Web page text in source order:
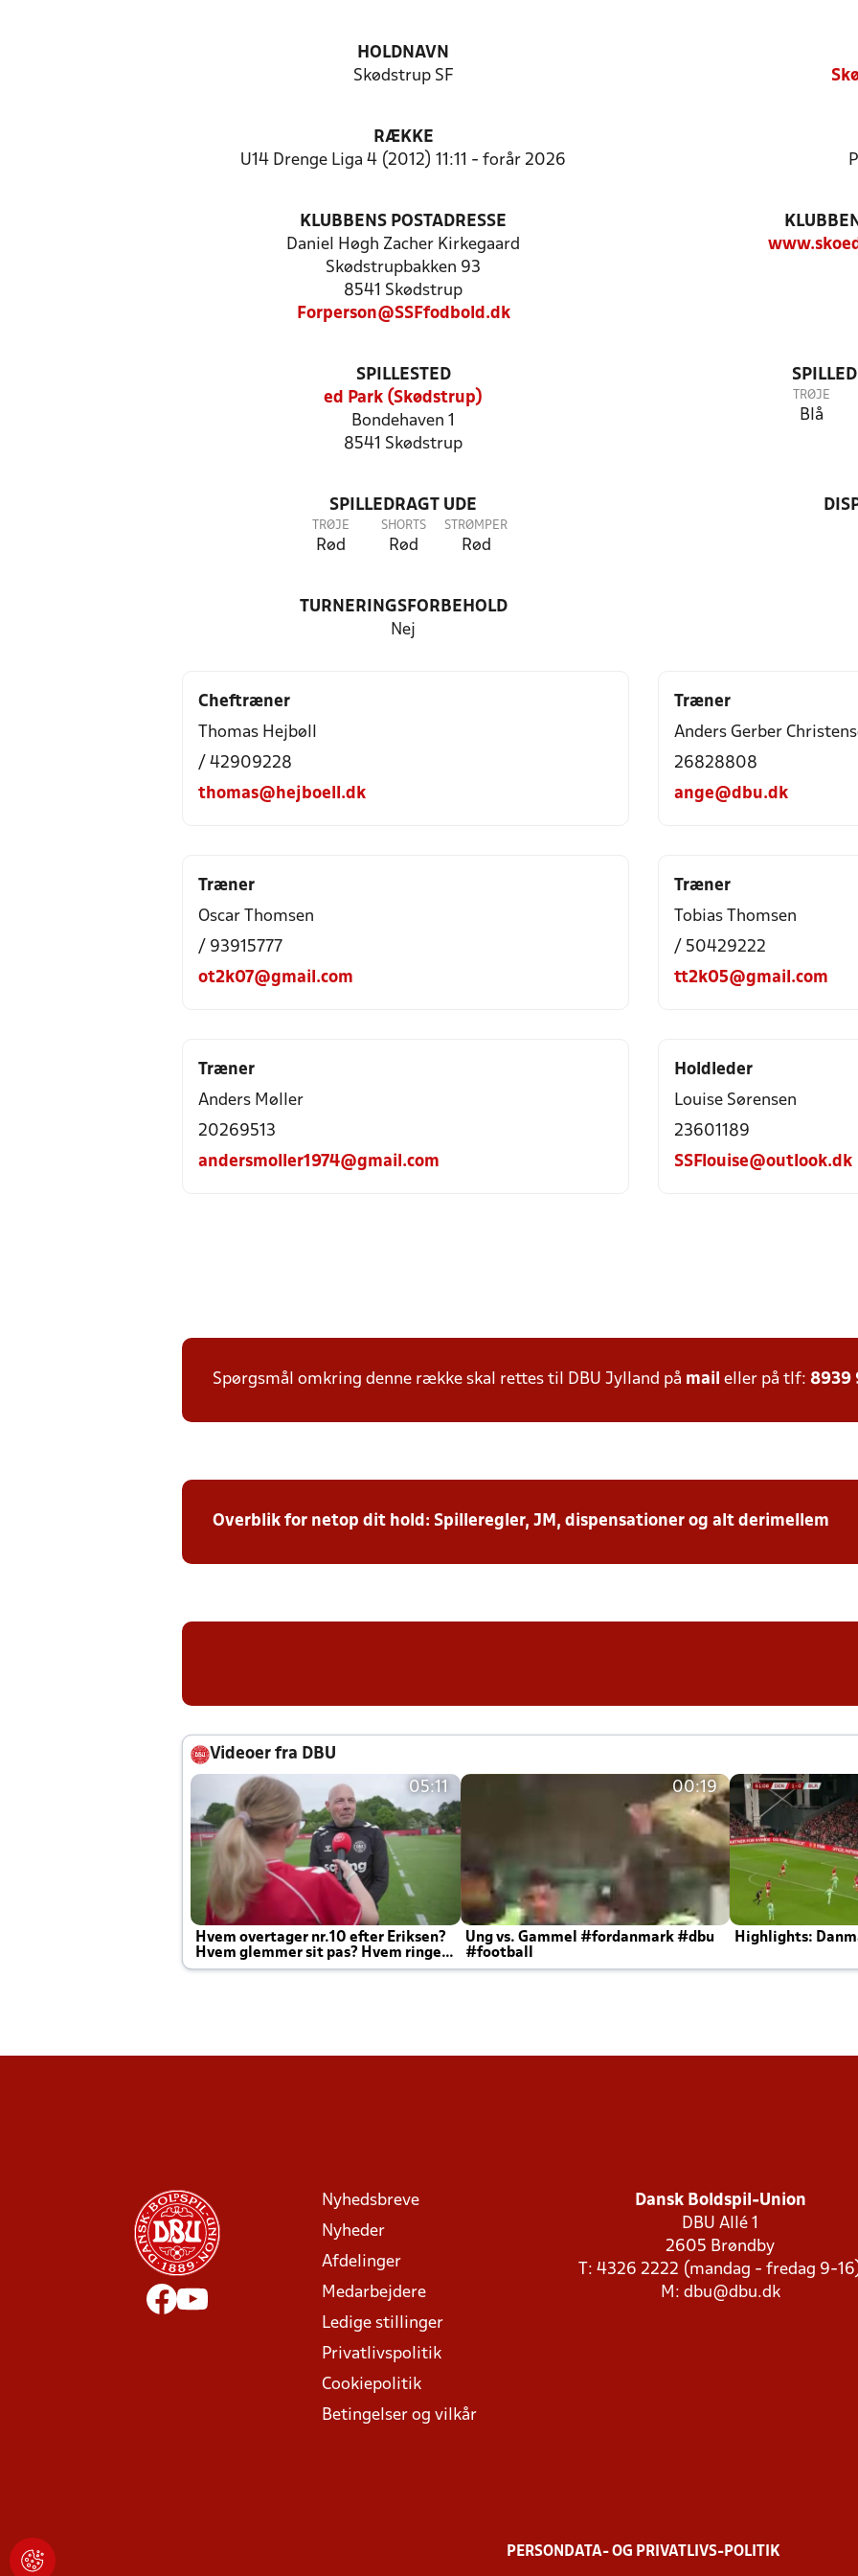
HOLDNAVN
Skødstrup SF
RÆKKE
U14 Drenge Liga 4 (2012) 11:11 - forår 2026
KLUBBENS POSTADRESSE
Daniel Høgh Zacher Kirkegaard
Skødstrupbakken 93
8541 Skødstrup
Forperson@SSFfodbold.dk
SPILLESTED
ed Park (Skødstrup)
Bondehaven 1
8541 Skødstrup
TRØJE
Blå
SPILLEDRAGT UDE
TRØJE
Rød
SHORTS
Rød
STRØMPER
Rød
TURNERINGSFORBEHOLD
Nej
Cheftræner
Thomas Hejbøll
/ 42909228
thomas@hejboell.dk
Træner
Anders Gerber
26828808
ange@dbu.dk
Træner
Oscar Thomsen
/ 93915777
ot2k07@gmail.com
Træner
Tobias Thomsen
/ 50429222
tt2k05@gmail.com
Træner
Anders Møller
20269513
andersmoller1974@gmail.com
Holdleder
Louise Sørensen
23601189
SSFlouise@outlook.dk
Spørgsmål omkring denne række skal rettes til DBU Jylland på mail eller på tlf: 8939
Overblik for netop dit hold: Spilleregler, JM, dispensationer og alt derimellem
Videoer fra DBU
05:11
Hvem overtager nr.10 efter Eriksen?
Hvem glemmer sit pas? Hvem ringer
Joachim altid til efter kampe?
00:19
Ung vs. Gammel #fordanmark #dbu
#football
Highlights:
Nyhedsbreve
Nyheder
Afdelinger
Medarbejdere
Ledige stillinger
Privatlivspolitik
Cookiepolitik
Betingelser og vilkår
Dansk Boldspil-Union
DBU Allé 1
2605 Brøndby
T: 4326 2222 (mandag - fredag 9-
M: dbu@dbu.dk
PERSONDATA- OG PRIVATLIVS-POLITIK